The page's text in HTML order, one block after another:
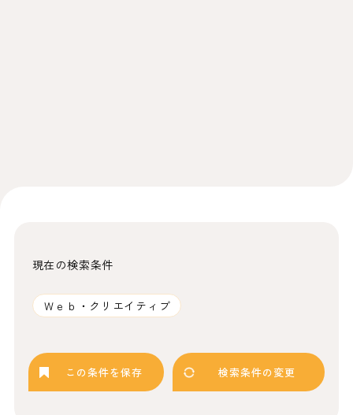
現在の検索条件
Ｗｅｂ・クリエイティブ
この条件を保存 検索条件の変更